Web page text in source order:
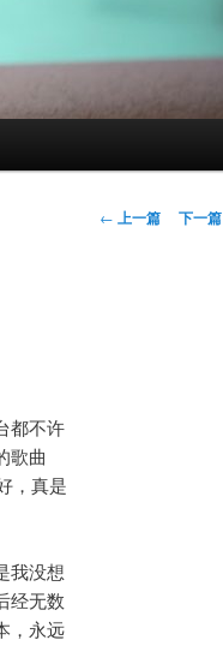
文
← 上一篇 下一篇
都不许
歌曲
，真是
我没想
经无数
，永远